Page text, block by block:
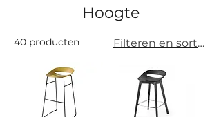
Hoogte
40 producten Filteren en sorteren